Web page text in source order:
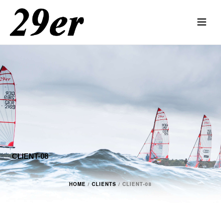
CLIENT-08
HOME / CLIENTS / CLIENT-08